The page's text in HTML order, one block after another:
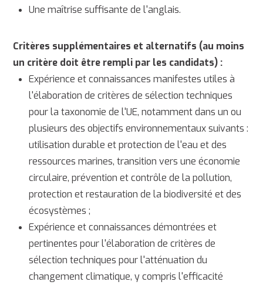
Une maîtrise suffisante de l'anglais.
Critères supplémentaires et alternatifs (au moins
un critère doit être rempli par les candidats) :
Expérience et connaissances manifestes utiles à
l'élaboration de critères de sélection techniques
pour la taxonomie de l'UE, notamment dans un ou
plusieurs des objectifs environnementaux suivants :
utilisation durable et protection de l'eau et des
ressources marines, transition vers une économie
circulaire, prévention et contrôle de la pollution,
protection et restauration de la biodiversité et des
écosystèmes ;
Expérience et connaissances démontrées et
pertinentes pour l'élaboration de critères de
sélection techniques pour l'atténuation du
changement climatique, y compris l'efficacité